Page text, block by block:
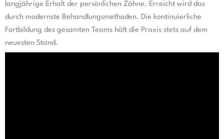
langjährige Erhalt der persönlichen Zähne. Erreicht wird das
durch modernste Behandlungsmethoden. Die kontinuierliche
Fortbildung des gesamten Teams hält die Praxis stets auf dem
neuesten Stand.